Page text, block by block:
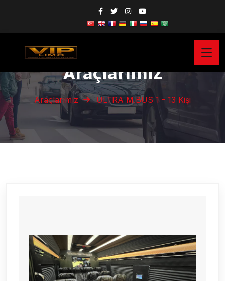
Araçlarımız
Araçlarımız ULTRA M.BUS 1 - 13 Kişi